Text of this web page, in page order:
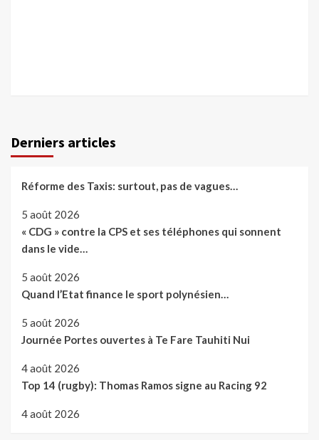
Derniers articles
Réforme des Taxis: surtout, pas de vagues…
5 août 2026
« CDG » contre la CPS et ses téléphones qui sonnent
dans le vide…
5 août 2026
Quand l’Etat finance le sport polynésien…
5 août 2026
Journée Portes ouvertes à Te Fare Tauhiti Nui
4 août 2026
Top 14 (rugby): Thomas Ramos signe au Racing 92
4 août 2026